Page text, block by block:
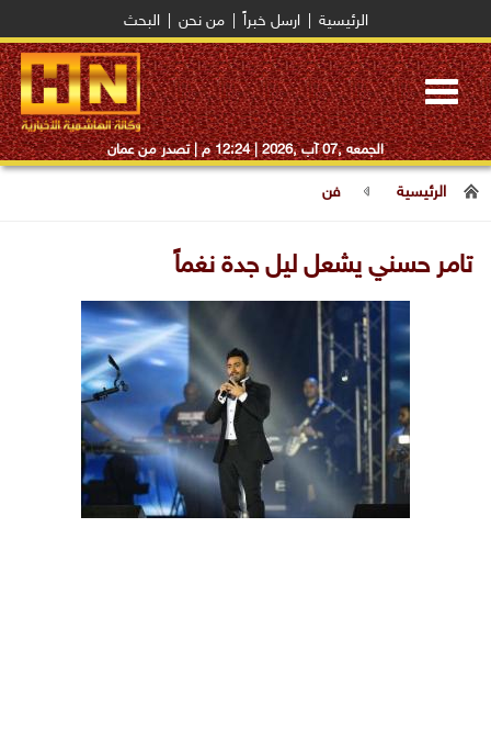
الرئيسية ارسل خبراً من نحن البحث
Toggle
navigation
الجمعه ,07 آب ,2026 | 12:24 م | تصدر من عمان
الرئيسية فن
تامر حسني يشعل ليل جدة نغماً